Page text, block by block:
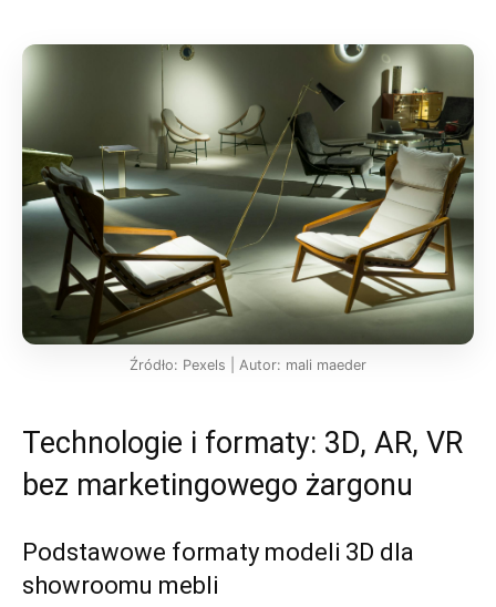
Źródło: Pexels | Autor: mali maeder
Technologie i formaty: 3D, AR, VR
bez marketingowego żargonu
Podstawowe formaty modeli 3D dla
showroomu mebli